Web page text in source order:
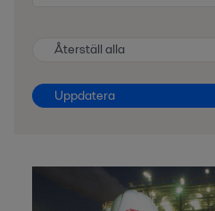
Återställ alla
Uppdatera